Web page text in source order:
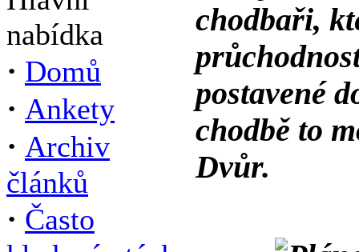
nabídka
· Domů
· Ankety
· Archiv
článků
· Často
chodbaři,
postavené
chodbě to
Dvůr.